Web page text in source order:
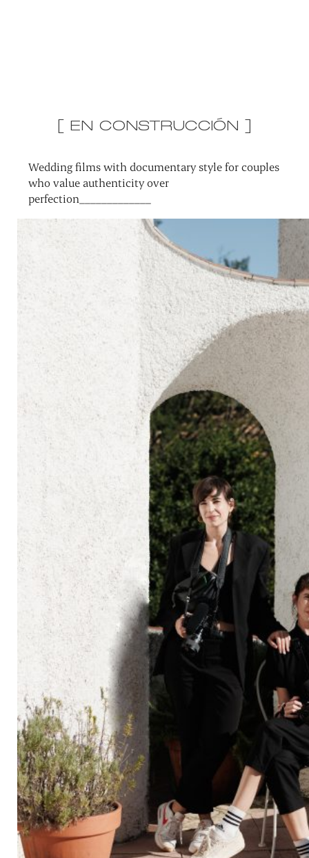
[ EN CONSTRUCCIÓN ]
Wedding films with documentary style for couples
who value authenticity over
perfection_____________